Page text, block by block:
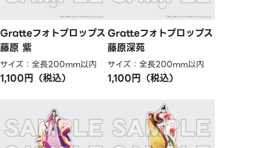
Gratteフォトプロップス
藤原 紫
サイズ：全長200mm以内
1,100円（税込）
Gratteフォトプロップス
藤原深苑
サイズ：全長200mm以内
1,100円（税込）